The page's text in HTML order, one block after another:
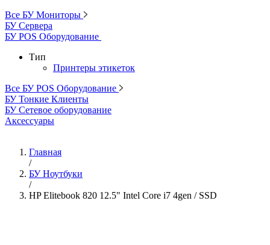
Все БУ Мониторы
БУ Сервера
БУ POS Оборудование
Тип
Принтеры этикеток
Все БУ POS Оборудование
БУ Тонкие Клиенты
БУ Сетевое оборудование
Аксессуары
Главная
/
БУ Ноутбуки
/
HP Elitebook 820 12.5" Intel Core i7 4gen / SSD